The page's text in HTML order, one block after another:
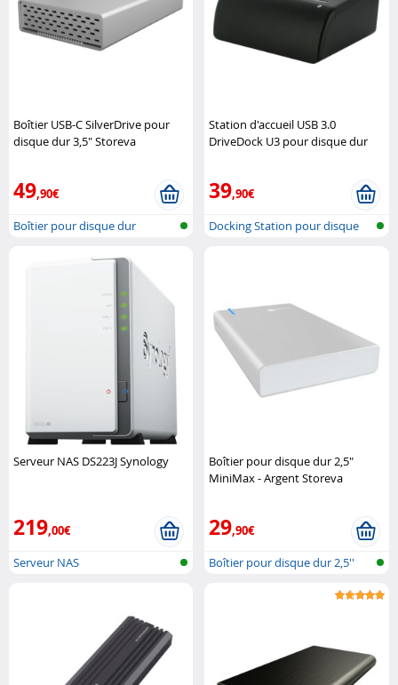
Boîtier USB-C SilverDrive pour
disque dur 3,5" Storeva
49,90€
Boîtier pour disque dur
Station d'accueil USB 3.0
DriveDock U3 pour disque dur
39,90€
Docking Station pour disque
Serveur NAS DS223J Synology
219,00€
Serveur NAS
Boîtier pour disque dur 2,5"
MiniMax - Argent Storeva
29,90€
Boîtier pour disque dur 2,5''